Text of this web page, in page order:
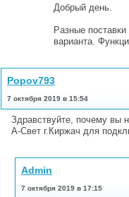
Добрый день.
Разные
варианта.
Popov793
7 октября 2019 в 15:54
Здравствуйте, почему вы
А-Свет г.Киржач для
Admin
7 октября 2019 в 17:15